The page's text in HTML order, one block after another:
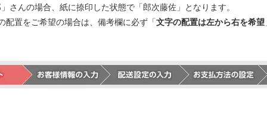
さんの場合、紙に捺印した状態で「郎次藤佐」となります。
配置をご希望の場合は、備考欄に必ず「文字の配置は左から右を希望